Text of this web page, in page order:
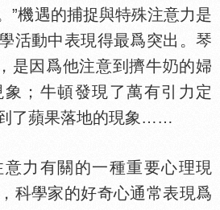
”機遇的捕捉與特殊注意力是
活動中表現得最爲突出。琴
是因爲他注意到擠牛
的婦
；牛頓發現了萬有引力定
了蘋果落地的現象……
力有關的一種重要心理現
科學家的好奇心通常表現爲